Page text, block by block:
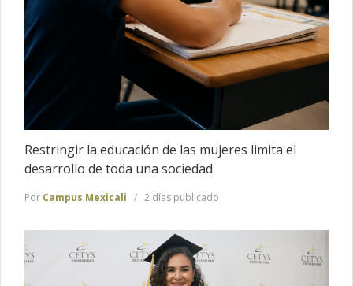
Restringir la educación de las mujeres limita el
desarrollo de toda una sociedad
Por Campus Mexicali 2 días publicado